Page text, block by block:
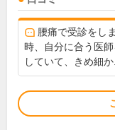
腰痛で受診をし
時、自分に合う医
していて、きめ細か